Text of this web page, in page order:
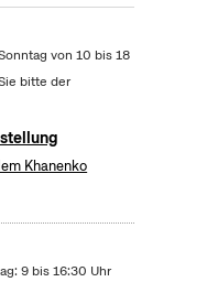
von 10 bis 18
bitte der
Khanenko
9 bis 16:30 Uhr